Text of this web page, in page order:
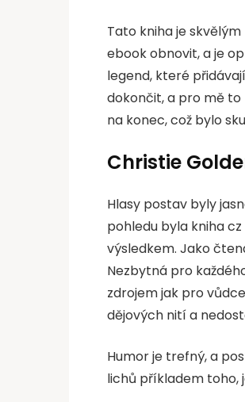
Tato kniha je
ebook obnovit, a je
legend, které
dokončit, a pro mě to
na konec, což bylo
Christie
Hlasy postav byly
pohledu byla kniha
výsledkem. Jako
Nezbytná pro
zdrojem jak pro
dějových nití a
Humor je trefný, a
lichů příkladem toho,